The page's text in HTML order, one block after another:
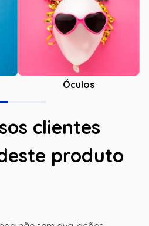
Óculos
clientes
produto